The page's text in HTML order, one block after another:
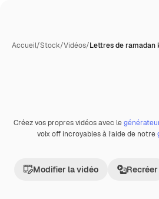
Accueil/Stock/Vidéos/Lettres de ramadan
Premium
Créez vos propres vidéos avec le
voix off incroyables à l’aide de notre
Modifier la vidéo Recréer